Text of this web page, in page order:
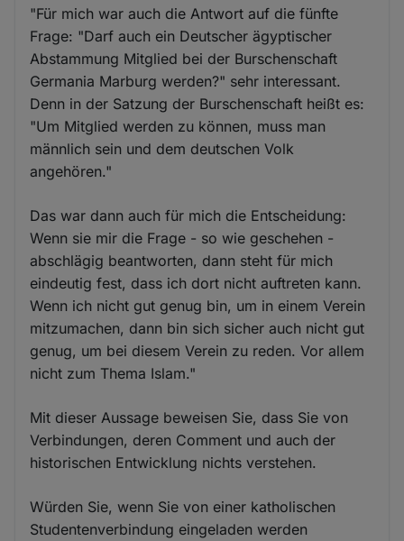
"Für mich war auch die Antwort auf die fünfte
Frage: "Darf auch ein Deutscher ägyptischer
Abstammung Mitglied bei der Burschenschaft
Germania Marburg werden?" sehr interessant.
Denn in der Satzung der Burschenschaft heißt es:
"Um Mitglied werden zu können, muss man
männlich sein und dem deutschen Volk
angehören."
Das war dann auch für mich die Entscheidung:
Wenn sie mir die Frage - so wie geschehen -
abschlägig beantworten, dann steht für mich
eindeutig fest, dass ich dort nicht auftreten kann.
Wenn ich nicht gut genug bin, um in einem Verein
mitzumachen, dann bin sich sicher auch nicht gut
genug, um bei diesem Verein zu reden. Vor allem
nicht zum Thema Islam."
Mit dieser Aussage beweisen Sie, dass Sie von
Verbindungen, deren Comment und auch der
historischen Entwicklung nichts verstehen.
Würden Sie, wenn Sie von einer katholischen
Studentenverbindung eingeladen werden